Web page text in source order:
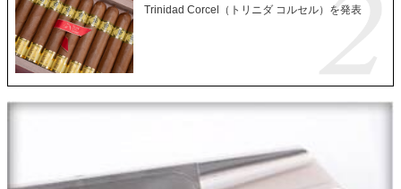
Trinidad Corcel（トリニダ コルセル）を発表